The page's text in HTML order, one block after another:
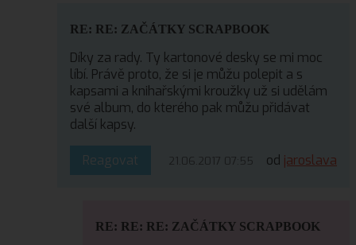
RE: RE: ZAČÁTKY SCRAPBOOK
Díky za rady. Ty kartonové desky se mi moc
líbí. Právě proto, že si je můžu polepit a s
kapsami a knihařskými kroužky už si udělám
své album, do kterého pak můžu přidávat
další kapsy.
Reagovat 21.06.2017 07:55 od jaroslava
RE: RE: RE: ZAČÁTKY SCRAPBOOK